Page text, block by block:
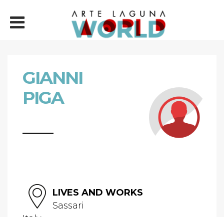
GIANNI
PIGA
LIVES AND WORKS
Sassari